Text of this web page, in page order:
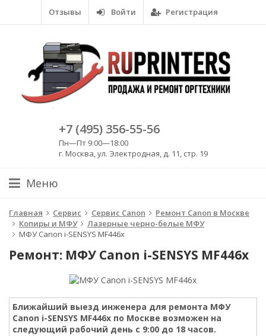
Отзывы Войти Регистрация
+7 (495) 356-55-56
Пн—Пт 9:00—18:00
г. Москва, ул. Электродная, д. 11, стр. 19
Меню
Главная Сервис Сервис Canon
Ремонт Canon в Москве
Копиры и МФУ
Лазерные черно-белые МФУ
МФУ Canon i-SENSYS MF446x
Ремонт: МФУ Canon i-SENSYS MF446x
Ближайший выезд инженера для ремонта МФУ
Canon i-SENSYS MF446x по Москве возможен на
следующий рабочий день с 9:00 до 18 часов.